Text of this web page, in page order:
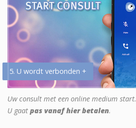
5. U wordt verbonden +
Uw consult met een online medium start.
U gaat pas vanaf hier betalen.